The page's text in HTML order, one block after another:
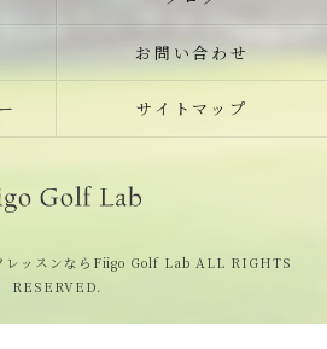
お問い合わせ
サイトマップ
レッスンならFiigo Golf Lab ALL RIGHTS
RESERVED.